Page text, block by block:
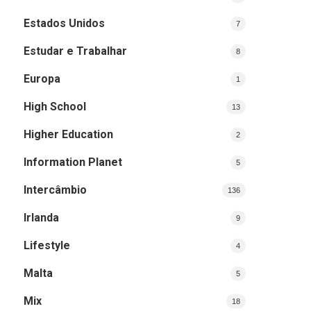
Estados Unidos 7
Estudar e Trabalhar 8
Europa 1
High School 13
Higher Education 2
Information Planet 5
Intercâmbio 136
Irlanda 9
Lifestyle 4
Malta 5
Mix 18